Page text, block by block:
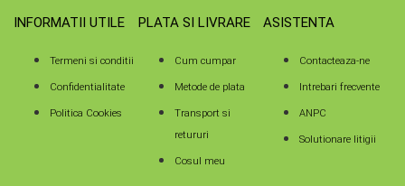
INFORMATII UTILE
Termeni si conditii
Confidentialitate
Politica Cookies
PLATA SI LIVRARE
Cum cumpar
Metode de plata
Transport si
retururi
Cosul meu
ASISTENTA
Contacteaza-ne
Intrebari frecvente
ANPC
Solutionare litigii